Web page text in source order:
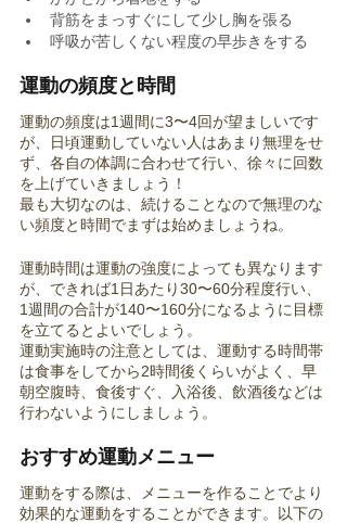
背筋をまっすぐにして少し胸を張る
呼吸が苦しくない程度の早歩きをする
運動の頻度と時間
運動の頻度は1週間に3〜4回が望ましいです
が、日頃運動していない人はあまり無理をせ
ず、各自の体調に合わせて行い、徐々に回数
を上げていきましょう！
最も大切なのは、続けることなので無理のな
い頻度と時間でまずは始めましょうね。
運動時間は運動の強度によっても異なります
が、できれば1日あたり30〜60分程度行い、
1週間の合計が140〜160分になるように目標
を立てるとよいでしょう。
運動実施時の注意としては、運動する時間帯
は食事をしてから2時間後くらいがよく、早
朝空腹時、食後すぐ、入浴後、飲酒後などは
行わないようにしましょう。
おすすめ運動メニュー
運動をする際は、メニューを作ることでより
効果的な運動をすることができます。以下の